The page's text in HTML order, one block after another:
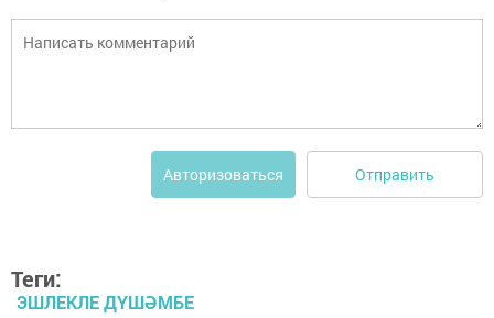
Авторизоваться Отправить
Теги:
ЭШЛЕКЛЕ ДҮШӘМБЕ